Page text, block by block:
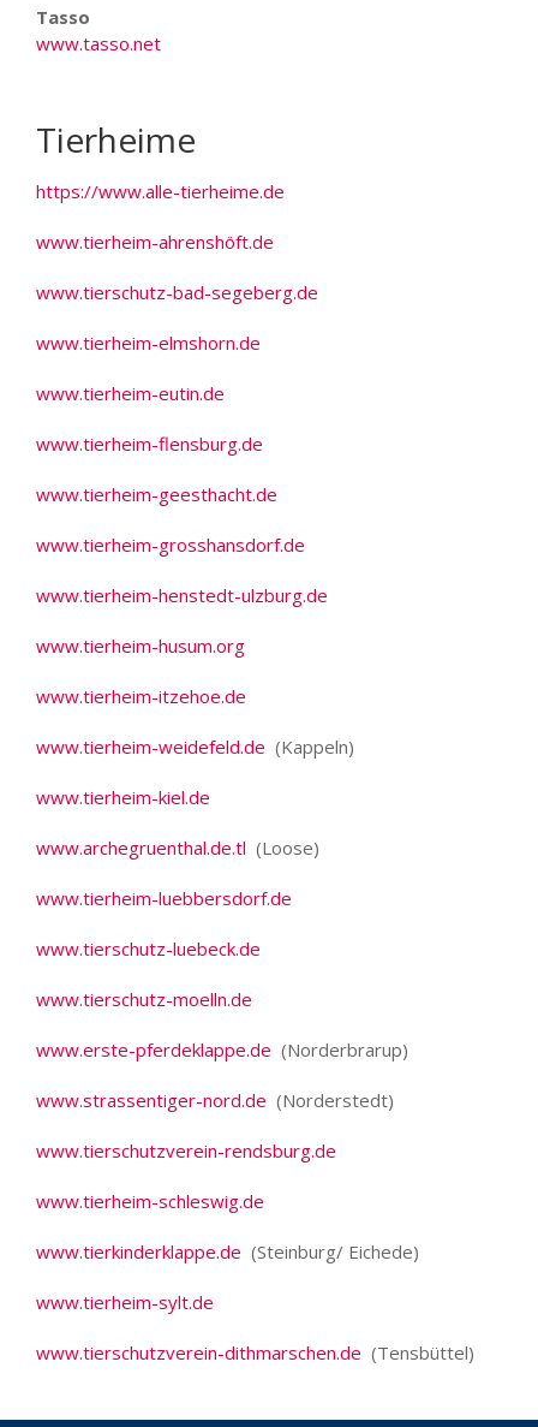
Tasso
www.tasso.net
Tierheime
https://www.alle-tierheime.de
www.tierheim-ahrenshöft.de
www.tierschutz-bad-segeberg.de
www.tierheim-elmshorn.de
www.tierheim-eutin.de
www.tierheim-flensburg.de
www.tierheim-geesthacht.de
www.tierheim-grosshansdorf.de
www.tierheim-henstedt-ulzburg.de
www.tierheim-husum.org
www.tierheim-itzehoe.de
www.tierheim-weidefeld.de (Kappeln)
www.tierheim-kiel.de
www.archegruenthal.de.tl (Loose)
www.tierheim-luebbersdorf.de
www.tierschutz-luebeck.de
www.tierschutz-moelln.de
www.erste-pferdeklappe.de (Norderbrarup)
www.strassentiger-nord.de (Norderstedt)
www.tierschutzverein-rendsburg.de
www.tierheim-schleswig.de
www.tierkinderklappe.de (Steinburg/ Eichede)
www.tierheim-sylt.de
www.tierschutzverein-dithmarschen.de (Tensbüttel)